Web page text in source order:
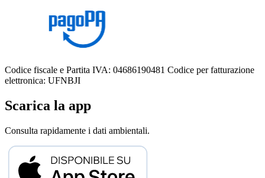
Codice fiscale e Partita IVA: 04686190481 Codice per fatturazione
elettronica: UFNBJI
Scarica la app
Consulta rapidamente i dati ambientali.